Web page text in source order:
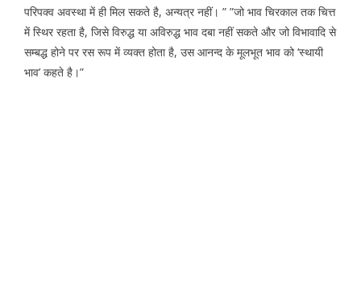
परिपक्व अवस्था में ही मिल सकते है, अन्यत्र नहीं। ” ”जो भाव चिरकाल तक चित्त
में स्थिर रहता है, जिसे विरुद्ध या अविरुद्ध भाव दबा नहीं सकते और जो विभावादि से
सम्बद्ध होने पर रस रूप में व्यक्त होता है, उस आनन्द के मूलभूत भाव को ‘स्थायी
भाव’ कहते है।”